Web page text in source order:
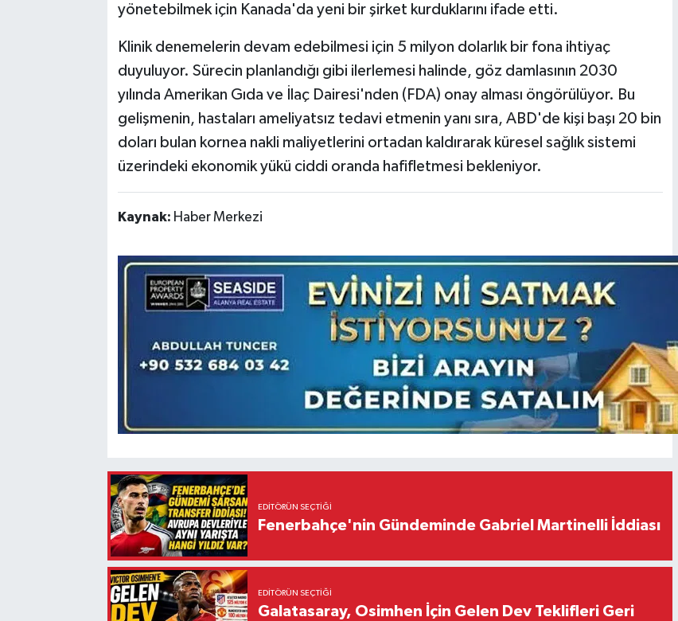
yönetebilmek için Kanada'da yeni bir şirket kurduklarını ifade etti.
Klinik denemelerin devam edebilmesi için 5 milyon dolarlık bir fona ihtiyaç
duyuluyor. Sürecin planlandığı gibi ilerlemesi halinde, göz damlasının 2030
yılında Amerikan Gıda ve İlaç Dairesi'nden (FDA) onay alması öngörülüyor. Bu
gelişmenin, hastaları ameliyatsız tedavi etmenin yanı sıra, ABD'de kişi başı 20 bin
doları bulan kornea nakli maliyetlerini ortadan kaldırarak küresel sağlık sistemi
üzerindeki ekonomik yükü ciddi oranda hafifletmesi bekleniyor.
Kaynak: Haber Merkezi
EDITÖRÜN SEÇTIĞI
Fenerbahçe'nin Gündeminde Gabriel Martinelli İddiası
EDITÖRÜN SEÇTIĞI
Galatasaray, Osimhen İçin Gelen Dev Teklifleri Geri